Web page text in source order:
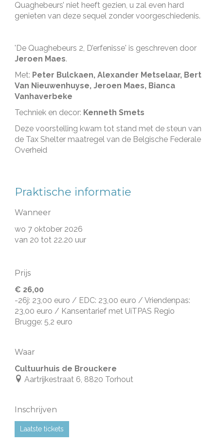
Quaghebeurs’ niet heeft gezien, u zal even hard
genieten van deze sequel zonder voorgeschiedenis.
'De Quaghebeurs 2, D’erfenisse' is geschreven door
Jeroen Maes.
Met: Peter Bulckaen, Alexander Metselaar, Bert
Van Nieuwenhuyse, Jeroen Maes, Bianca
Vanhaverbeke
Techniek en decor: Kenneth Smets
Deze voorstelling kwam tot stand met de steun van
de Tax Shelter maatregel van de Belgische Federale
Overheid
Praktische informatie
Wanneer
wo 7 oktober 2026
van 20 tot 22.20 uur
Prijs
€ 26,00
-26j: 23,00 euro / EDC: 23,00 euro / Vriendenpas:
23,00 euro / Kansentarief met UiTPAS Regio
Brugge: 5,2 euro
Waar
Cultuurhuis de Brouckere
Aartrijkestraat 6, 8820 Torhout
Inschrijven
Laatste tickets